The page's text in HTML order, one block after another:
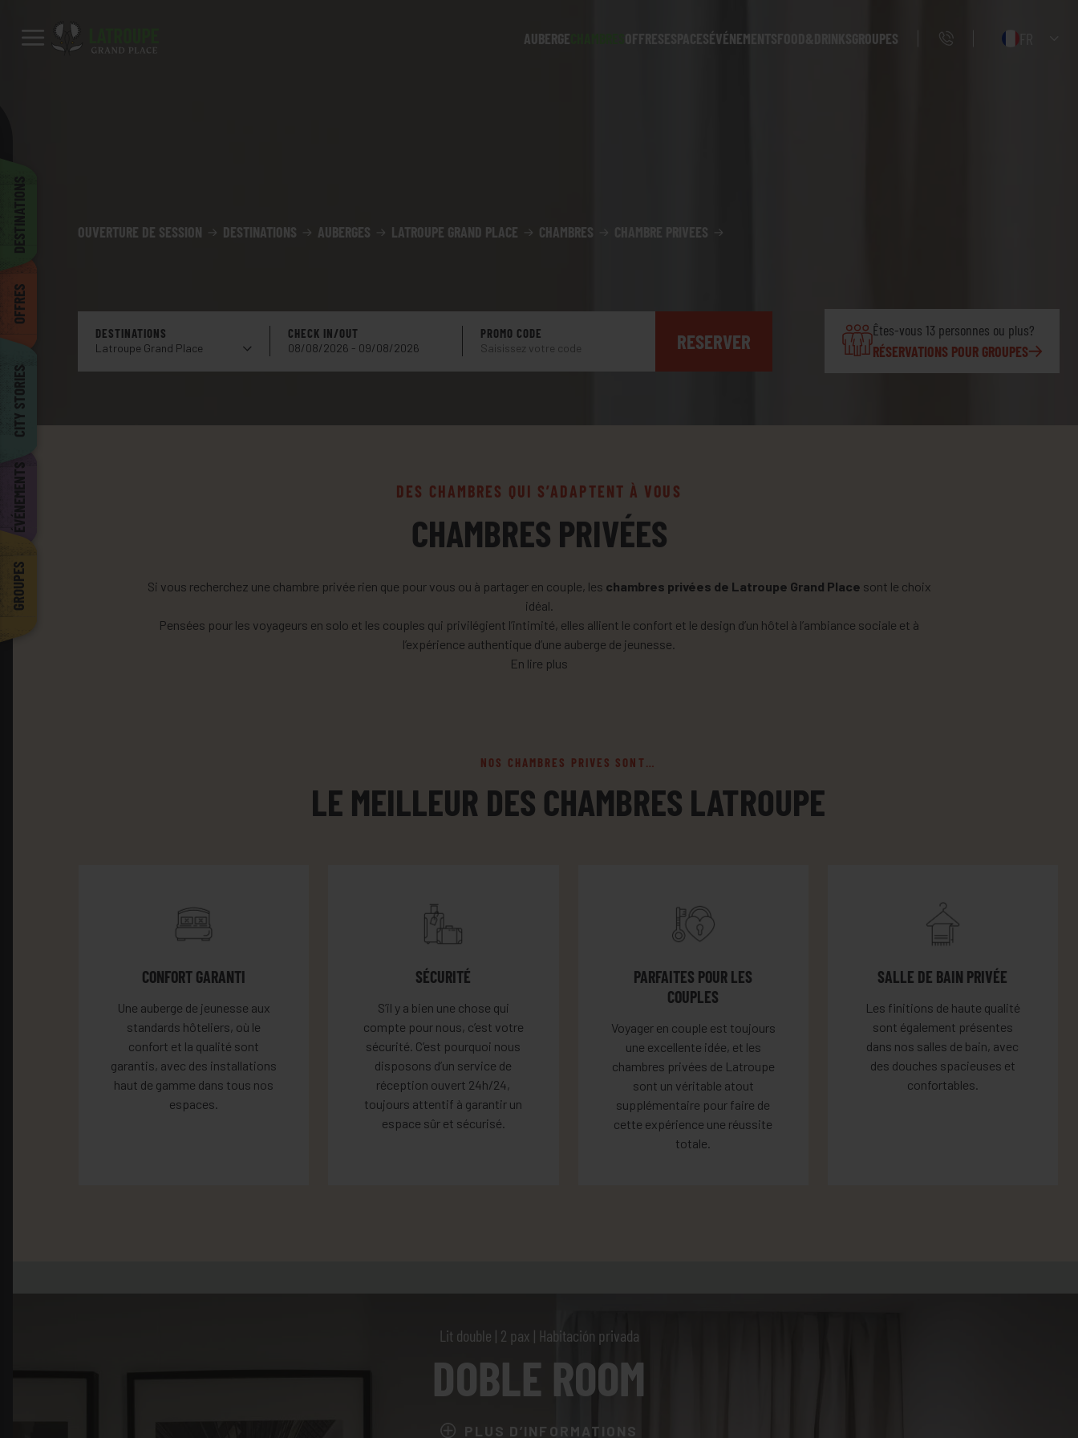
AUBERGE OFFRES ESPACESÉVÉNEMENTS GROUPES
DESTINATIONS
OFFRES
CITY STORIES
ÉVÉNEMENTS
GROUPES
Événements
Groupes
Dublin
Bilbao
OUVERTURE DE SESSION DESTINATIONS AUBERGES LATROUPE GRAND PLACE CHAMBRES CHAMBRE PRIVEES
DESTINATIONS
Latroupe Grand Place
CHECK IN/OUT PROMO CODE RESERVER
Êtes-vous 13 personnes ou plus?
RÉSERVATIONS POUR GROUPES
DES CHAMBRES QUI S’ADAPTENT À VOUS
CHAMBRES PRIVÉES
Si vous recherchez une chambre privée rien que pour vous ou à partager en couple, les chambres privées de Latroupe Grand Place sont le choix
idéal.
Pensées pour les voyageurs en solo et les couples qui privilégient l’intimité, elles allient le confort et le design d’un hôtel à l’ambiance sociale et à
l’expérience authentique d’une auberge de jeunesse.
L’équilibre parfait entre repos, intimité et vie de voyageur.
En lire plus
NOS CHAMBRES PRIVES SONT…
LE MEILLEUR DES CHAMBRES LATROUPE
CONFORT GARANTI
Une auberge de jeunesse aux
standards hôteliers, où le
confort et la qualité sont
garantis, avec des installations
haut de gamme dans tous nos
espaces.
SÉCURITÉ
S’il y a bien une chose qui
compte pour nous, c’est votre
sécurité. C’est pourquoi nous
disposons d’un service de
réception ouvert 24h/24,
toujours attentif à garantir un
espace sûr et sécurisé.
PARFAITES POUR LES
COUPLES
Voyager en couple est toujours
une excellente idée, et les
chambres privées de Latroupe
sont un véritable atout
supplémentaire pour faire de
cette expérience une réussite
totale.
SALLE DE BAIN PRIVÉE
Les finitions de haute qualité
sont également présentes
dans nos salles de bain, avec
des douches spacieuses et
confortables.
Lit double | 2 pax | Habitación privada
DOBLE ROOM
PLUS D’INFORMATIONS